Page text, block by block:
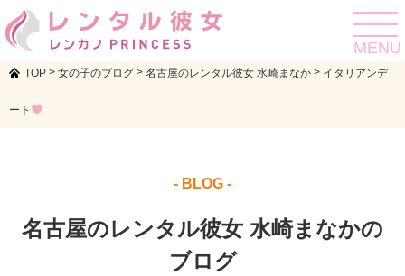
toggle
MENU
TOP > 女の子のブログ > 名古屋のレンタル彼女 水崎まなか > イタリアンデ
ート
- BLOG -
名古屋のレンタル彼女 水崎まなかの
ブログ